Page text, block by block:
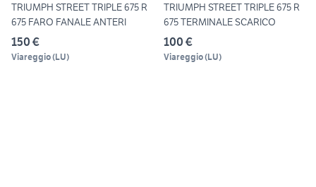
TRIUMPH STREET TRIPLE 675 R
675 FARO FANALE ANTERI
150 €
Viareggio(LU)
TRIUMPH STREET TRIPLE 675 R
675 TERMINALE SCARICO
100 €
Viareggio(LU)